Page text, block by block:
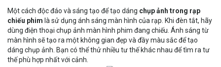
Một cách độc đáo và sáng tạo để tạo dáng chụp ảnh trong rạp
chiếu phim là sử dụng ánh sáng màn hình của rạp. Khi đèn tắt, hãy
dùng điện thoại chụp ảnh màn hình phim đang chiếu. Ánh sáng từ
màn hình sẽ tạo ra một không gian đẹp và đầy màu sắc để tạo
dáng chụp ảnh. Bạn có thể thử nhiều tư thế khác nhau để tìm ra tư
thế phù hợp nhất với cảnh.